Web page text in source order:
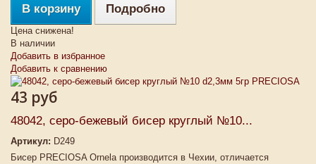
В корзину
Подробно
Цена снижена!
В наличии
Добавить в избранное
Добавить к сравнению
43 руб
48042, серо-бежевый бисер круглый №10...
Артикул: D249
Бисер PRECIOSA Ornela производится в Чехии, отличается